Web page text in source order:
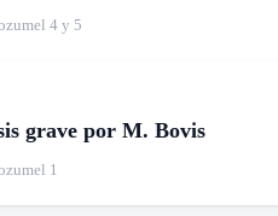
4 y 5
grave por M. Bovis
1